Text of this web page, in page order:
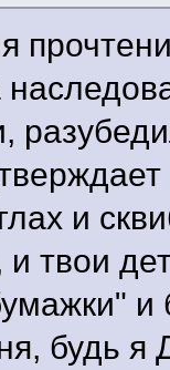
и
твои
и
будь я